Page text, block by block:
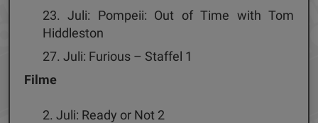
23. Juli: Pompeii: Out of Time with Tom
Hiddleston
27. Juli: Furious – Staffel 1
Filme
2. Juli: Ready or Not 2